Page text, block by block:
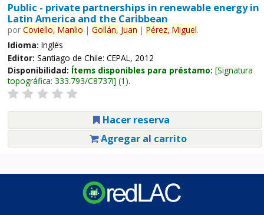
Public - private partnerships in renewable energy in
Latin America and the Caribbean
por Coviello, Manlio | Gollán, Juan | Pérez, Miguel.
Idioma: Inglés
Editor: Santiago de Chile: CEPAL, 2012
Disponibilidad: Ítems disponibles para préstamo: Signatura
topográfica: 333.793/C8737i (1).
Hacer reserva
Agregar al carrito